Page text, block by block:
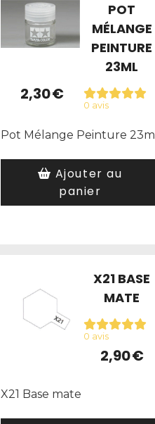
POT
MÉLANGE
PEINTURE
23ML
0 avis
2,30€
Pot Mélange Peinture 23ml
Ajouter au
panier
X21 BASE
MATE
0 avis
2,90€
X21 Base mate